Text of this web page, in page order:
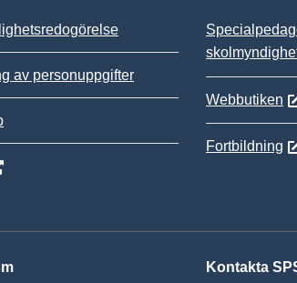
av personuppgifter
Webbutiken
Fortbildning
Kontakta